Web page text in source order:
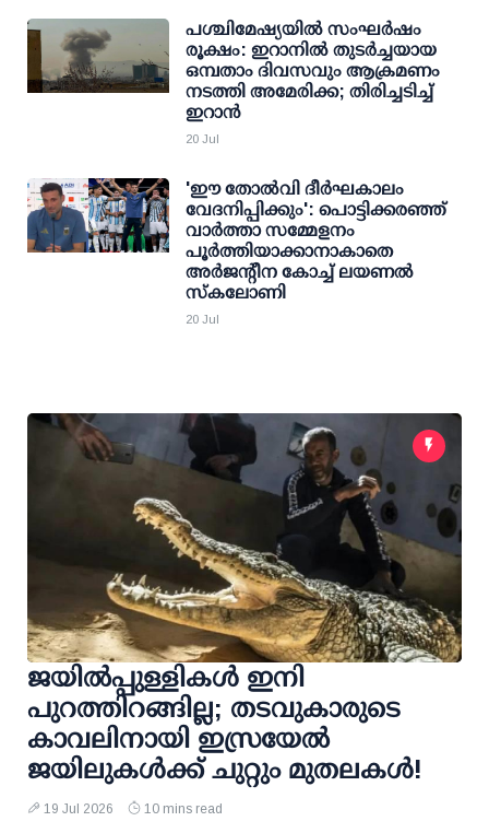
പശ്ചിമേഷ്യയില്‍ സംഘര്‍ഷം
രൂക്ഷം: ഇറാനില്‍ തുടര്‍ച്ചയായ
ഒമ്പതാം ദിവസവും ആക്രമണം
നടത്തി അമേരിക്ക; തിരിച്ചടിച്ച്
ഇറാന്‍
20 Jul
'ഈ തോല്‍വി ദീര്‍ഘകാലം
വേദനിപ്പിക്കും': പൊട്ടിക്കരഞ്ഞ്
വാര്‍ത്താ സമ്മേളനം
പൂര്‍ത്തിയാക്കാനാകാതെ
അര്‍ജന്റീന കോച്ച് ലയണല്‍
സ്‌കലോണി
20 Jul
ജയില്‍പ്പുള്ളികള്‍ ഇനി
പുറത്തിറങ്ങില്ല; തടവുകാരുടെ
കാവലിനായി ഇസ്രയേല്‍
ജയിലുകള്‍ക്ക് ചുറ്റും മുതലകള്‍!
19 Jul 2026 10 mins read